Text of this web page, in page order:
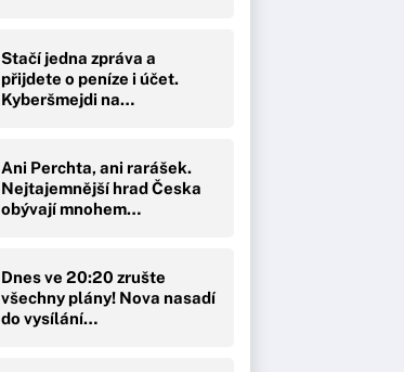
Stačí jedna zpráva a
přijdete o peníze i účet.
Kyberšmejdi na…
Ani Perchta, ani rarášek.
Nejtajemnější hrad Česka
obývají mnohem…
Dnes ve 20:20 zrušte
všechny plány! Nova nasadí
do vysílání…